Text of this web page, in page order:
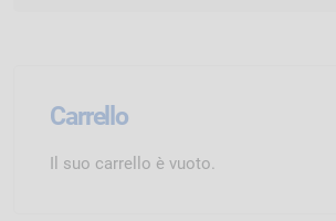
Carrello
Il suo carrello è vuoto.